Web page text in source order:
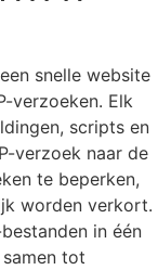
snelle website
verzoeken. Elk
scripts en
verzoek naar de
te beperken,
worden verkort.
in één
tot